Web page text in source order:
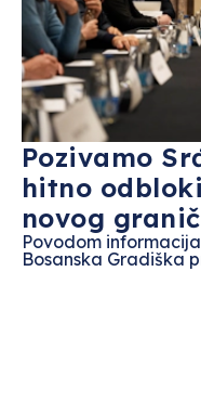
Pozivamo
hitno
novog
Povodom
Bosanska Gradiška